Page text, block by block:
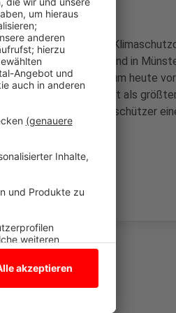
der Tag der
for Future Demo und in
auch nach Essen, um heute
Der Strom-Riese gilt als
Ansicht der Umweltschützer